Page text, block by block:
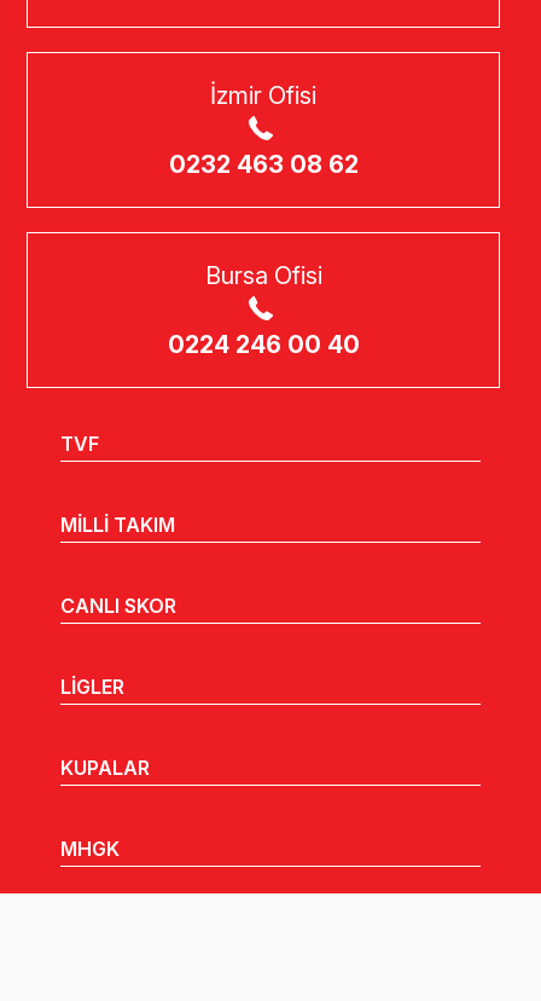
İzmir Ofisi
0232 463 08 62
Bursa Ofisi
0224 246 00 40
TVF
MİLLİ TAKIM
CANLI SKOR
LİGLER
KUPALAR
MHGK